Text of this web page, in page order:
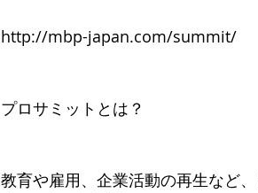
http://mbp-japan.com/summit/
プロサミットとは？
教育や雇用、企業活動の再生など